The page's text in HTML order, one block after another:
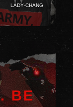
Lady-Chang
BE